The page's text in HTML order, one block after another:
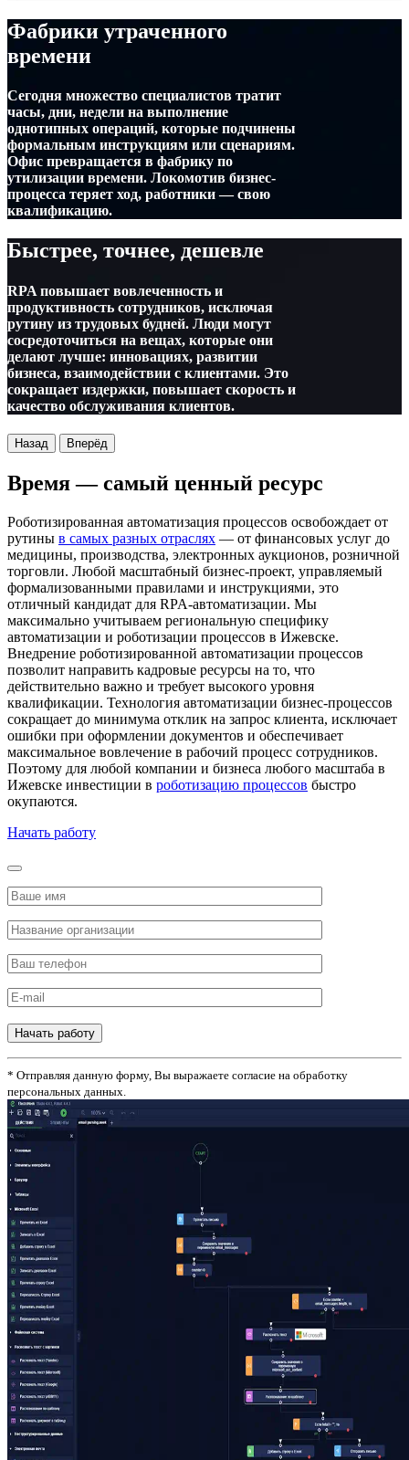
Фабрики утраченного
времени
Сегодня множество специалистов тратит
часы, дни, недели на выполнение
однотипных операций, которые подчинены
формальным инструкциям или сценариям.
Офис превращается в фабрику по
утилизации времени. Локомотив бизнес-
процесса теряет ход, работники — свою
квалификацию.
Быстрее, точнее, дешевле
RPA повышает вовлеченность и
продуктивность сотрудников, исключая
рутину из трудовых будней. Люди могут
сосредоточиться на вещах, которые они
делают лучше: инновациях, развитии
бизнеса, взаимодействии с клиентами. Это
сокращает издержки, повышает скорость и
качество обслуживания клиентов.
Назад Вперёд
Время — самый ценный ресурс
Роботизированная автоматизация процессов освобождает от
рутины в самых разных отраслях — от финансовых услуг до
медицины, производства, электронных аукционов, розничной
торговли. Любой масштабный бизнес-проект, управляемый
формализованными правилами и инструкциями, это
отличный кандидат для RPA-автоматизации. Мы
максимально учитываем региональную специфику
автоматизации и роботизации процессов в Ижевске.
Внедрение роботизированной автоматизации процессов
позволит направить кадровые ресурсы на то, что
действительно важно и требует высокого уровня
квалификации. Технология автоматизации бизнес-процессов
сокращает до минимума отклик на запрос клиента, исключает
ошибки при оформлении документов и обеспечивает
максимальное вовлечение в рабочий процесс сотрудников.
Поэтому для любой компании и бизнеса любого масштаба в
Ижевске инвестиции в роботизацию процессов быстро
окупаются.
Начать работу
Начать работу
* Отправляя данную форму, Вы выражаете согласие на обработку
персональных данных.